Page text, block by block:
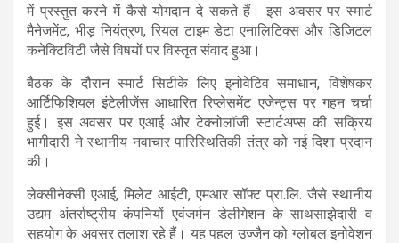
में प्रस्तुत करने में कैसे योगदान दे सकते हैं। इस अवसर पर स्मार्ट
मैनेजमेंट, भीड़ नियंत्रण, रियल टाइम डेटा एनालिटिक्स और डिजिटल
कनेक्टिविटी जैसे विषयों पर विस्तृत संवाद हुआ।
बैठक के दौरान स्मार्ट सिटीके लिए इनोवेटिव समाधान, विशेषकर
आर्टिफिशियल इंटेलीजेंस आधारित रिप्लेसमेंट एजेन्ट्स पर गहन चर्चा
हुई। इस अवसर पर एआई और टेक्नोलॉजी स्टार्टअप्स की सक्रिय
भागीदारी ने स्थानीय नवाचार पारिस्थितिकी तंत्र को नई दिशा प्रदान
की।
लेक्सीनेक्सी एआई, मिलेट आईटी, एमआर सॉफ्ट प्रा.लि. जैसे स्थानीय
उद्यम अंतर्राष्ट्रीय कंपनियों एवंजर्मन डेलीगेशन के साथसाझेदारी व
सहयोग के अवसर तलाश रहे हैं। यह पहल उज्जैन को ग्लोबल इनोवेशन